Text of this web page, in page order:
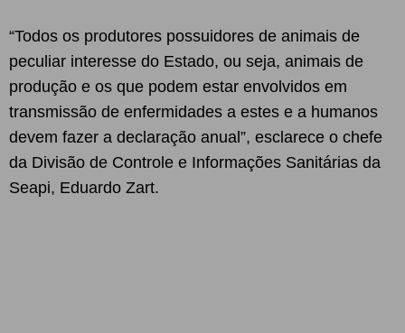
“Todos os produtores possuidores de animais de
peculiar interesse do Estado, ou seja, animais de
produção e os que podem estar envolvidos em
transmissão de enfermidades a estes e a humanos
devem fazer a declaração anual”, esclarece o chefe
da Divisão de Controle e Informações Sanitárias da
Seapi, Eduardo Zart.